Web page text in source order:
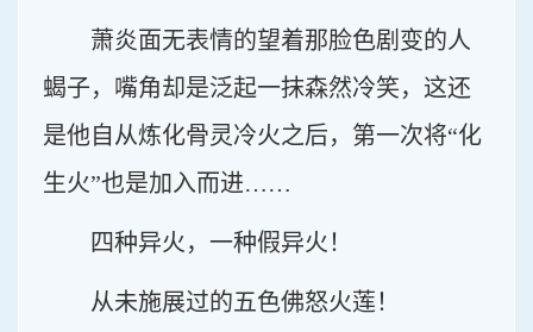
萧炎面无表情的望着那脸色剧变的人
蝎子，嘴角却是泛起一抹森然冷笑，这还
是他自从炼化骨灵冷火之后，第一次将“化
生火”也是加入而进……
四种异火，一种假异火！
从未施展过的五色佛怒火莲！